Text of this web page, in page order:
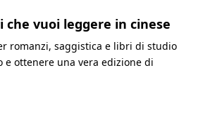
vuoi leggere in cinese
romanzi, saggistica e libri di studio
e ottenere una vera edizione di